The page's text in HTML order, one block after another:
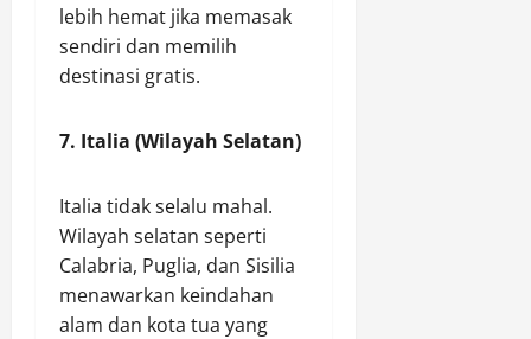
lebih hemat jika memasak
sendiri dan memilih
destinasi gratis.
7. Italia (Wilayah Selatan)
Italia tidak selalu mahal.
Wilayah selatan seperti
Calabria, Puglia, dan Sisilia
menawarkan keindahan
alam dan kota tua yang